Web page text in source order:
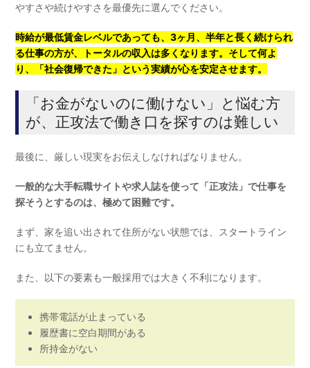
やすさや続けやすさを最優先に選んでください。
時給が最低賃金レベルであっても、3ヶ月、半年と長く続けられ
る仕事の方が、トータルの収入は多くなります。そして何よ
り、「社会復帰できた」という実績が心を安定させます。
「お金がないのに働けない」と悩む方
が、正攻法で働き口を探すのは難しい
最後に、厳しい現実をお伝えしなければなりません。
一般的な大手転職サイトや求人誌を使って「正攻法」で仕事を
探そうとするのは、極めて困難です。
まず、家を追い出されて住所がない状態では、スタートライン
にも立てません。
また、以下の要素も一般採用では大きく不利になります。
携帯電話が止まっている
履歴書に空白期間がある
所持金がない